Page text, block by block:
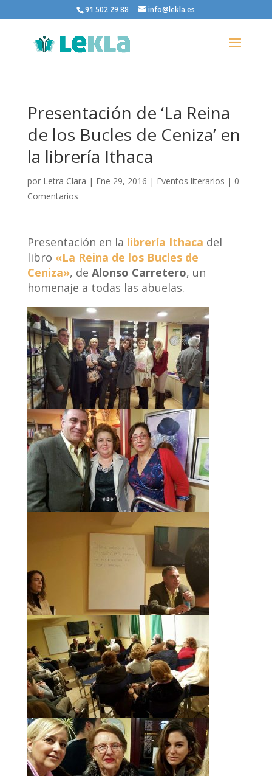
91 502 29 88 info@lekla.es
Presentación de ‘La Reina
de los Bucles de Ceniza’ en
la librería Ithaca
por Letra Clara | Ene 29, 2016 | Eventos literarios | 0
Comentarios
Presentación en la librería Ithaca del
libro «La Reina de los Bucles de
Ceniza», de Alonso Carretero, un
homenaje a todas las abuelas.